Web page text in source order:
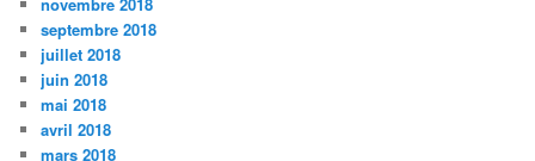
septembre 2018
juillet 2018
juin 2018
mai 2018
avril 2018
mars 2018